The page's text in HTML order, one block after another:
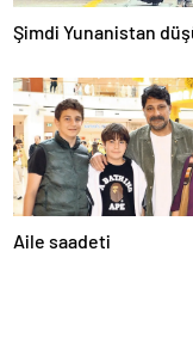
Şimdi Yunanistan
Aile saadeti